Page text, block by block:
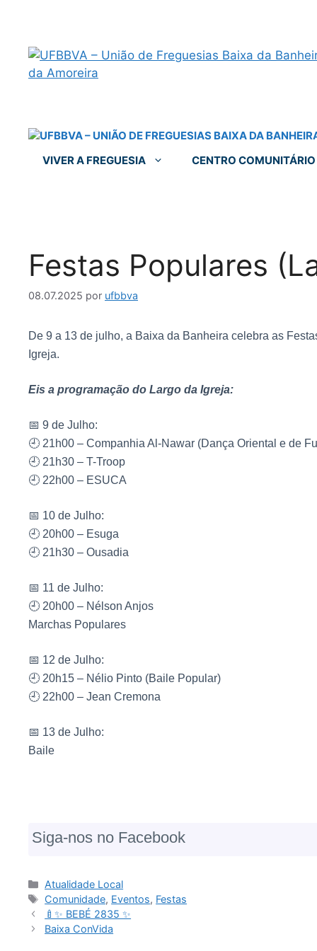
VIVER A FREGUESIA CENTRO COMUNITÁRIO
Festas Populares
08.07.2025 por ufbbva
De 9 a 13 de julho, a Baixa da Banheira celebra as
Igreja.
Eis a programação do Largo da Igreja:
📅 9 de Julho:
🕘 21h00 – Companhia Al-Nawar (Dança Oriental e de
🕘 21h30 – T-Troop
🕘 22h00 – ESUCA
📅 10 de Julho:
🕘 20h00 – Esuga
🕘 21h30 – Ousadia
📅 11 de Julho:
🕘 20h00 – Nélson Anjos
Marchas Populares
📅 12 de Julho:
🕘 20h15 – Nélio Pinto (Baile Popular)
🕘 22h00 – Jean Cremona
📅 13 de Julho:
Baile
Siga-nos no Facebook
Atualidade Local
Comunidade, Eventos, Festas
🍼✨ BEBÉ 2835 ✨
Baixa ConVida